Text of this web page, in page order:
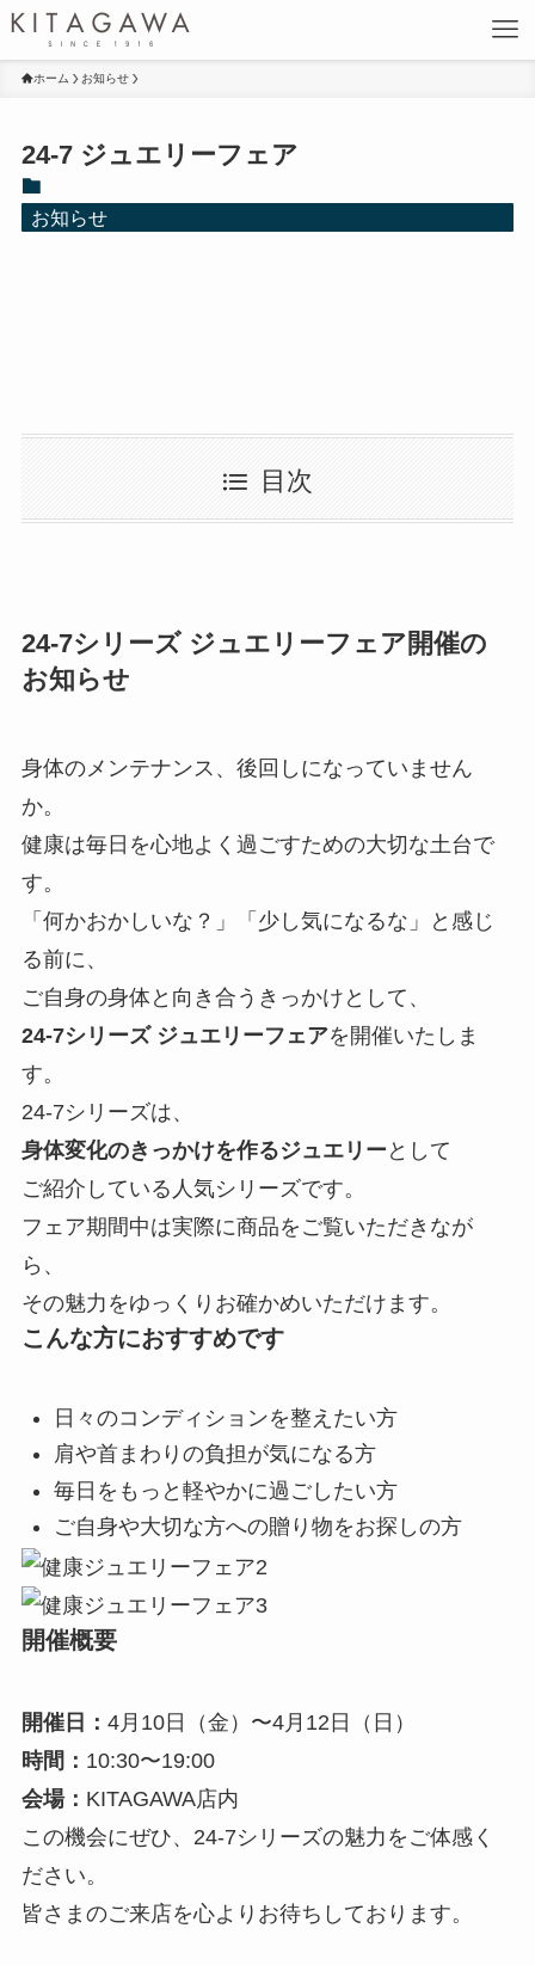
ホーム お知らせ
24-7 ジュエリーフェア
お知らせ
目次
24-7シリーズ ジュエリーフェア開催の
お知らせ
身体のメンテナンス、後回しになっていません
か。
健康は毎日を心地よく過ごすための大切な土台で
す。
「何かおかしいな？」「少し気になるな」と感じ
る前に、
ご自身の身体と向き合うきっかけとして、
24-7シリーズ ジュエリーフェアを開催いたしま
す。
24-7シリーズは、
身体変化のきっかけを作るジュエリー として
ご紹介している人気シリーズです。
フェア期間中は実際に商品をご覧いただきなが
ら、
その魅力をゆっくりお確かめいただけます。
こんな方におすすめです
日々のコンディションを整えたい方
肩や首まわりの負担が気になる方
毎日をもっと軽やかに過ごしたい方
ご自身や大切な方への贈り物をお探しの方
開催概要
開催日： 4月10日（金）〜4月12日（日）
時間： 10:30〜19:00
会場： KITAGAWA店内
この機会にぜひ、24-7シリーズの魅力をご体感く
ださい。
皆さまのご来店を心よりお待ちしております。